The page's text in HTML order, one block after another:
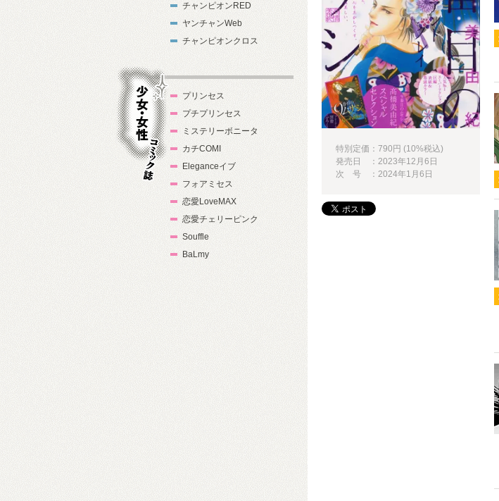
特別定価：790円 (10%税込)
発売日 ：2023年12月6日
次 号 ：2024年1月6日
チャンピオンRED
ヤンチャンWeb
チャンピオンクロス
プリンセス
プチプリンセス
ミステリーボニータ
カチCOMI
Eleganceイブ
フォアミセス
恋愛LoveMAX
恋愛チェリーピンク
Souffle
BaLmy